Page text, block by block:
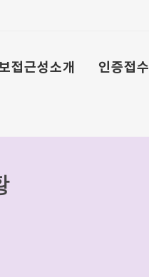
접근성소개 인증접수